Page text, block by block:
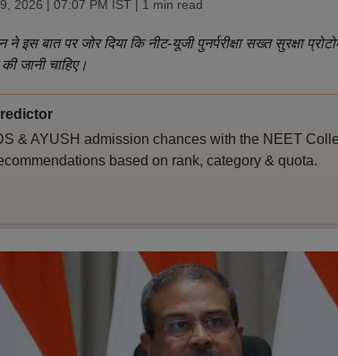
2026 | 07:07 PM IST | 1 min read
ने इस बात पर जोर दिया कि नीट-यूजी पुनर्परीक्षा सख्त सुरक्षा
जानी चाहिए।
& AYUSH admission chances with the NEET
based on rank, category & quota.